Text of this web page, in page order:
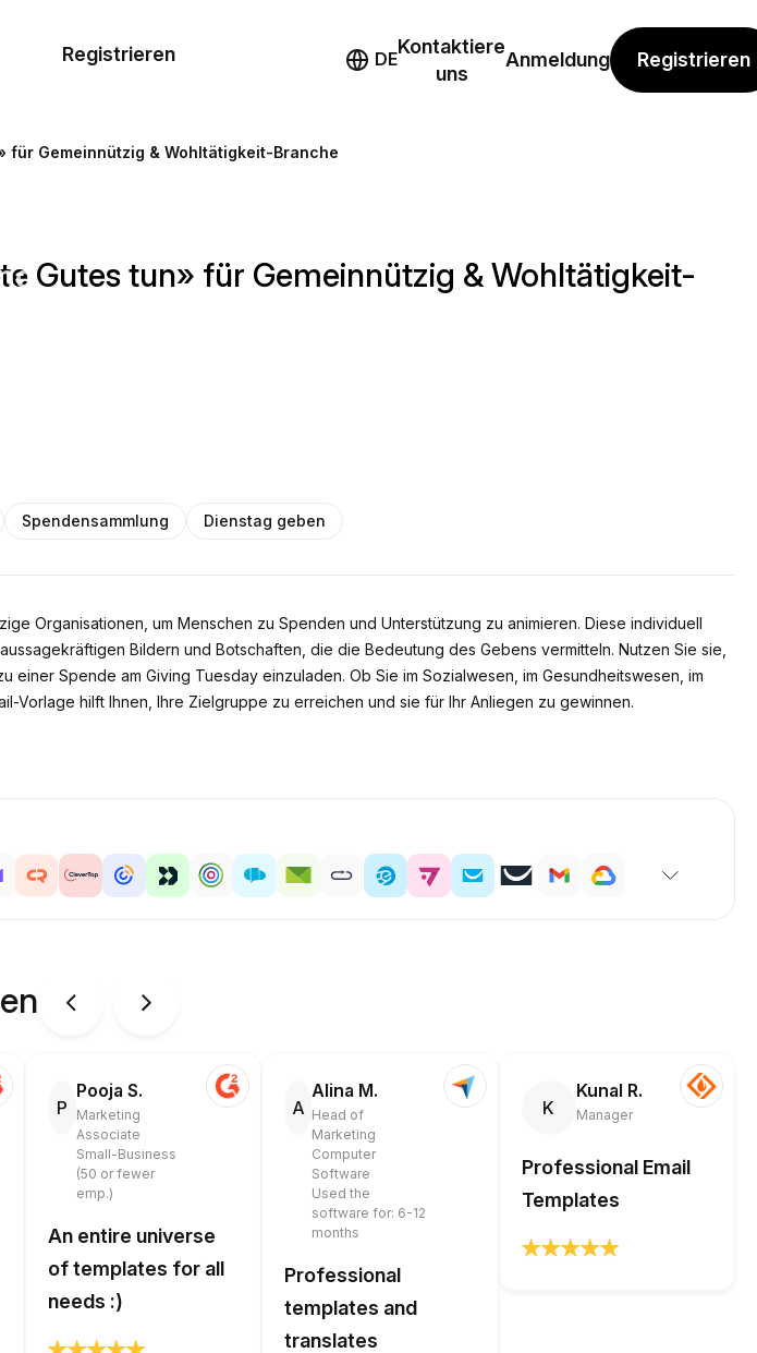
Registrieren DE
Kontaktiere
uns
Anmeldung Registrieren
für Gemeinnützig & Wohltätigkeit-Branche
Gutes tun» für Gemeinnützig & Wohltätigkeit-
Spendensammlung Dienstag geben
Organisationen, um Menschen zu Spenden und Unterstützung zu animieren. Diese individuell
Bildern und Botschaften, die die Bedeutung des Gebens vermitteln. Nutzen Sie sie,
Spende am Giving Tuesday einzuladen. Ob Sie im Sozialwesen, im Gesundheitswesen, im
Vorlage hilft Ihnen, Ihre Zielgruppe zu erreichen und sie für Ihr Anliegen zu gewinnen.
P
Pooja S.
Marketing
Associate
Small-Business
(50 or fewer
emp.)
An entire universe
of templates for all
needs :)
A
Alina M.
Head of
Marketing
Computer
Software
Used the
software for: 6-12
months
Professional
templates and
translates
K
Kunal R.
Manager
Professional Email
Templates